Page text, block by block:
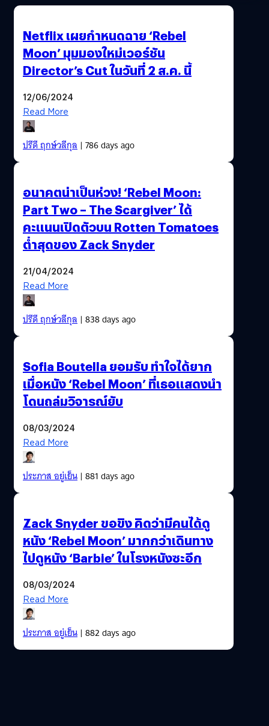
Netflix เผยกำหนดฉาย ‘Rebel
Moon’ มุมมองใหม่เวอร์ชัน
Director’s Cut ในวันที่ 2 ส.ค. นี้
12/06/2024
Read More
ปรีดี ฤกษ์วลีกุล| 786 days ago
อนาคตน่าเป็นห่วง! ‘Rebel Moon:
Part Two – The Scargiver’ ได้
คะแนนเปิดตัวบน Rotten Tomatoes
ต่ำสุดของ Zack Snyder
21/04/2024
Read More
ปรีดี ฤกษ์วลีกุล| 838 days ago
Sofia Boutella ยอมรับ ทำใจได้ยาก
เมื่อหนัง ‘Rebel Moon’ ที่เธอแสดงนำ
โดนถล่มวิจารณ์ยับ
08/03/2024
Read More
ประภาส อยู่เย็น| 881 days ago
Zack Snyder ขอขิง คิดว่ามีคนได้ดู
หนัง ‘Rebel Moon’ มากกว่าเดินทาง
ไปดูหนัง ‘Barbie’ ในโรงหนังซะอีก
08/03/2024
Read More
ประภาส อยู่เย็น| 882 days ago